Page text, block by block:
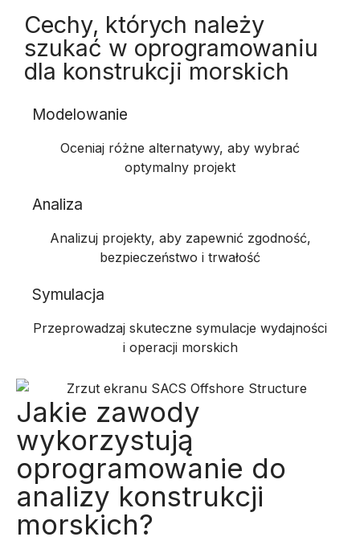
Cechy, których należy
szukać w oprogramowaniu
dla konstrukcji morskich
Modelowanie
Oceniaj różne alternatywy, aby wybrać
optymalny projekt
Analiza
Analizuj projekty, aby zapewnić zgodność,
bezpieczeństwo i trwałość
Symulacja
Przeprowadzaj skuteczne symulacje wydajności
i operacji morskich
Jakie zawody
wykorzystują
oprogramowanie do
analizy konstrukcji
morskich?